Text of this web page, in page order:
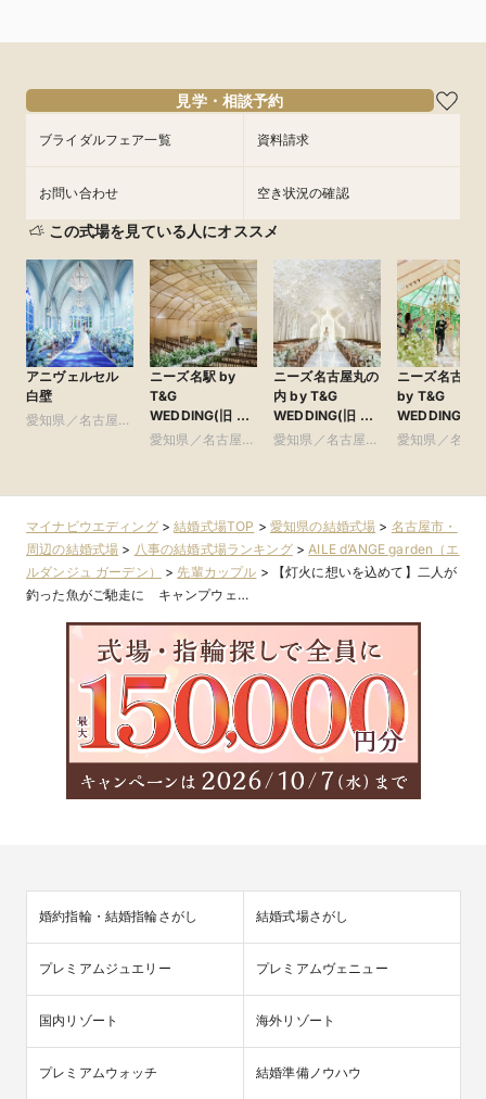
見学・相談予約
ブライダルフェア一覧 資料請求
お問い合わせ 空き状況の確認
この式場を見ている人にオススメ
アニヴェルセル
白壁
愛知県／名古屋
ニーズ名駅 by
T&G
WEDDING(旧 イ
ンフィニート 名
愛知県／名古屋
ニーズ名古屋丸の
内 by T&G
WEDDING(旧 ト
リフォーリア
愛知県／名古屋
ニーズ名古屋
by T&G
WEDDING(旧
アーヴェリー
愛知県／名古
マイナビウエディング>結婚式場TOP > 愛知県の結婚式場 > 名古屋市・
周辺の結婚式場 > 八事の結婚式場ランキング> AILE d’ANGE garden（エ
ルダンジュ ガーデン）
> 先輩カップル >
【灯火に想いを込めて】二人が
釣った魚がご馳走に キャンプウェ…
婚約指輪・結婚指輪さがし 結婚式場さがし
プレミアムジュエリー プレミアムヴェニュー
国内リゾート 海外リゾート
プレミアムウォッチ 結婚準備ノウハウ